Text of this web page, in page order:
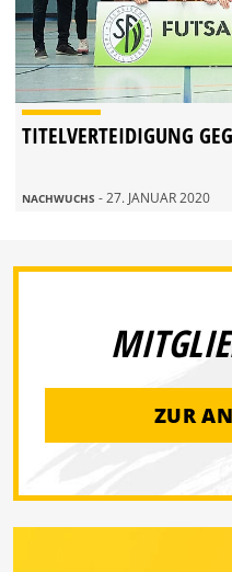
TITELVERTEIDIGUNG
NACHWUCHS - 27. JANUAR 2020
ZUR